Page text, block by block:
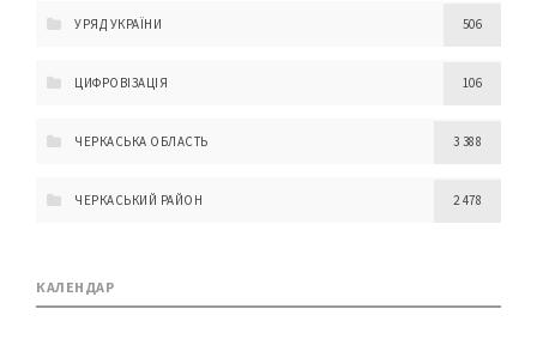
УРЯД УКРАЇНИ 506
ЦИФРОВІЗАЦІЯ 106
ЧЕРКАСЬКА ОБЛАСТЬ 3 388
ЧЕРКАСЬКИЙ РАЙОН 2 478
КАЛЕНДАР